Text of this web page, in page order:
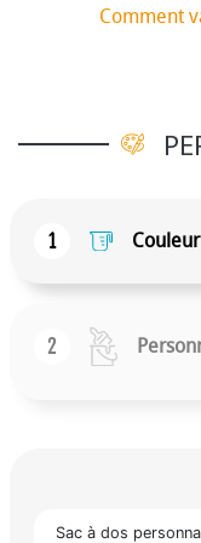
Comment
1
2
Sac à dos